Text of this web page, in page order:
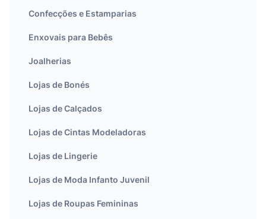
Confecções e Estamparias
Enxovais para Bebês
Joalherias
Lojas de Bonés
Lojas de Calçados
Lojas de Cintas Modeladoras
Lojas de Lingerie
Lojas de Moda Infanto Juvenil
Lojas de Roupas Femininas